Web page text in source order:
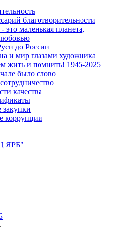
благотворительности
это маленькая планета,
до России
и мир глазами художника
жить и помнить! 1945-2025
было слово
качества
закупки
коррупции
ЯРБ"